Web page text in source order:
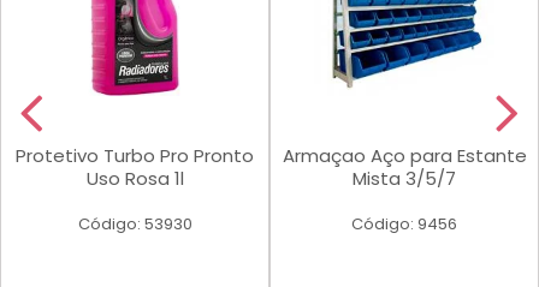
Protetivo Turbo Pro Pronto
Uso Rosa 1l
Código: 53930
Armaçao Aço para Estante
Mista 3/5/7
Código: 9456